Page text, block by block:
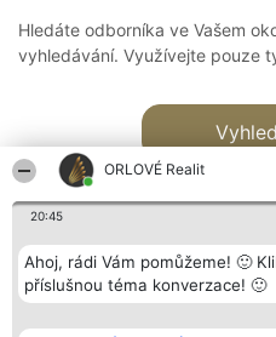
ORLOVÉ Realit
20:45
Ahoj, rádi Vám pomůžeme! 🙂
příslušnou téma konverzace! 🙂
Hledáte odborníka ve Vašem
vyhledávání. Využívejte pouze
Bright Side Solutions sp. z o.